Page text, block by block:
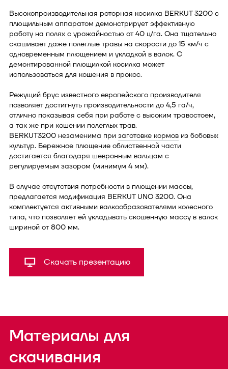
Высокопроизводительная роторная косилка BERKUT 3200 с
плющильным аппаратом демонстрирует эффективную
работу на полях с урожайностью от 40 ц/га. Она тщательно
скашивает даже полеглые травы на скорости до 15 км/ч с
одновременным плющением и укладкой в валок. С
демонтированной плющилкой косилка может
использоваться для кошения в прокос.
Режущий брус известного европейского производителя
позволяет достигнуть производительности до 4,5 га/ч,
отлично показывая себя при работе с высоким травостоем,
а так же при кошении полеглых трав.
BERKUT3200 незаменима при заготовке кормов из бобовых
культур. Бережное плющение облиственной части
достигается благодаря шевронным вальцам с
регулируемым зазором (минимум 4 мм).
В случае отсутствия потребности в плющении массы,
предлагается модификация BERKUT UNO 3200. Она
комплектуется активными валкообразователями колесного
типа, что позволяет ей укладывать скошенную массу в валок
шириной от 800 мм.
Скачать презентацию
Материалы для
скачивания